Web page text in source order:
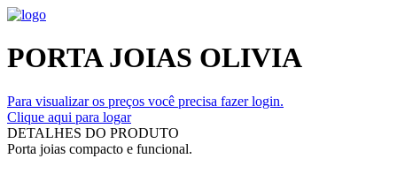
PORTA JOIAS OLIVIA
Para visualizar os preços você precisa fazer login.
Clique aqui para logar
DETALHES DO PRODUTO
Porta joias compacto e funcional.